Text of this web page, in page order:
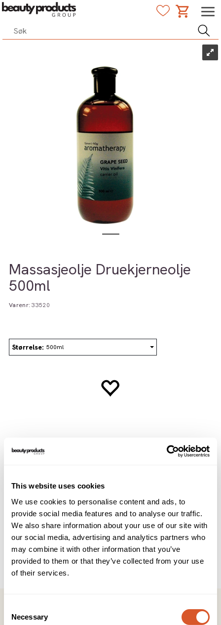
This website uses cookies
We use cookies to personalise content and ads, to
provide social media features and to analyse our traffic.
We also share information about your use of our site with
our social media, advertising and analytics partners who
may combine it with other information that you’ve
provided to them or that they’ve collected from your use
of their services.
Selection
Necessary
Massasjeolje Druekjerneolje
500ml
Varenr:33520
Størrelse 500ml
Brukerveiledning INCI
Druekjernolje
(VITIS VINIFERA)
Fremstilt fra frøene til muskatrosiner/druer. Druekjerneolje
er en olje av god kvalitet som er luktfri, fargeløs og raskt
absorberes av huden.